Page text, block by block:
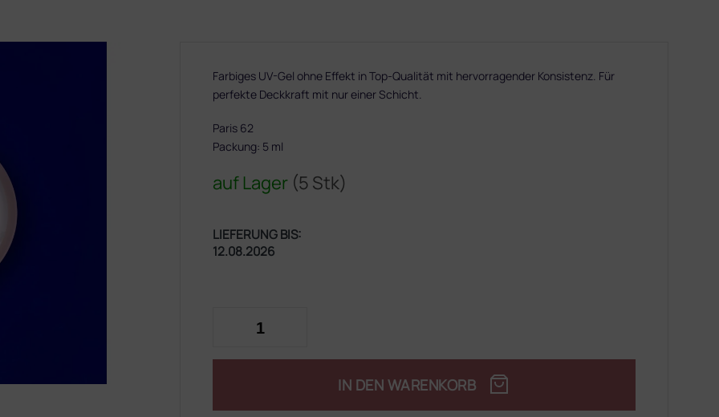
auf Lager (5 Stk)
LIEFERUNG BIS:
12.08.2026
IN DEN WARENKORB
Farbiges UV-Gel ohne Effekt in Top-Qualität mit hervorragender Konsistenz. Für
perfekte Deckkraft mit nur einer Schicht.
Paris 62
Packung: 5 ml